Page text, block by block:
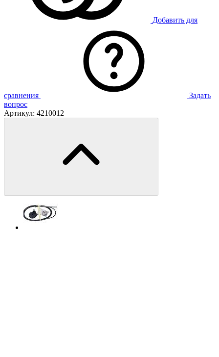
Добавить для
сравнения
Задать
вопрос
Артикул: 4210012